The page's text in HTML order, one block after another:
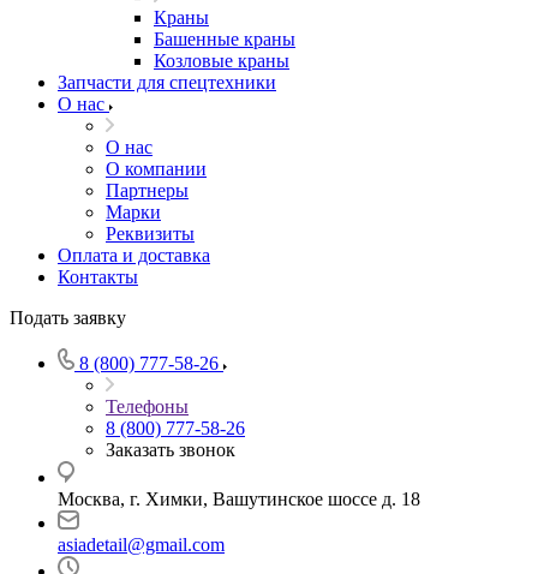
Краны
Башенные краны
Козловые краны
Запчасти для спецтехники
О нас
О нас
О компании
Партнеры
Марки
Реквизиты
Оплата и доставка
Контакты
Подать заявку
8 (800) 777-58-26
Телефоны
8 (800) 777-58-26
Заказать звонок
Москва, г. Химки, Вашутинское шоссе д. 18
asiadetail@gmail.com